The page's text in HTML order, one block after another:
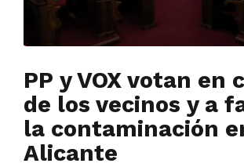
PP y VOX votan en
de los vecinos y a
la contaminación
Alicante